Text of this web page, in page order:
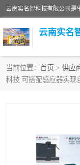
云南实名
当前位置： 首页 > 供应
科技 可搭配感应器实现
车牌识别门系列
升降门系列
小门系列